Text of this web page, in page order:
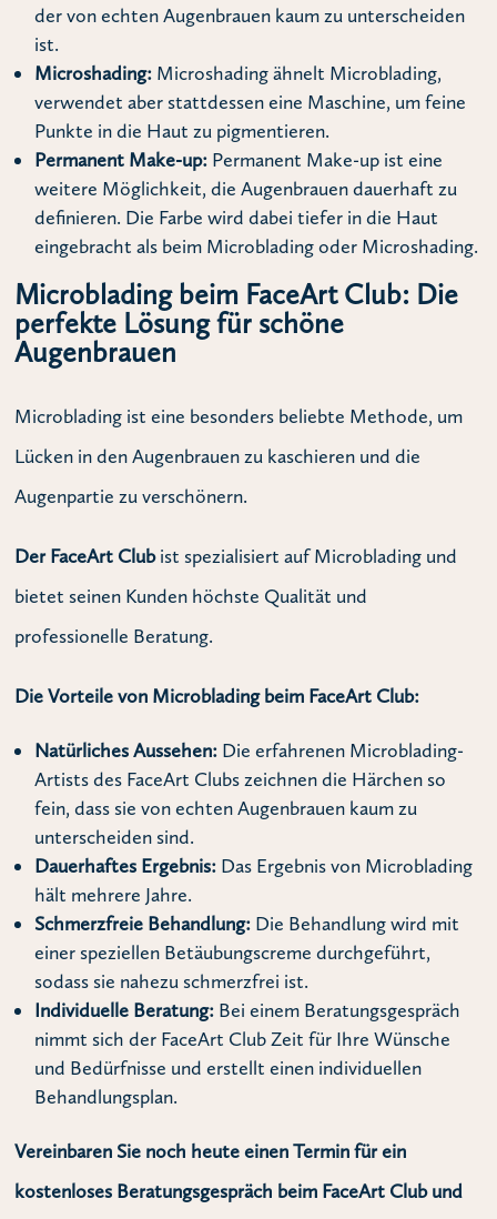
der von echten Augenbrauen kaum zu unterscheiden
ist.
Microshading: Microshading ähnelt Microblading,
verwendet aber stattdessen eine Maschine, um feine
Punkte in die Haut zu pigmentieren.
Permanent Make-up: Permanent Make-up ist eine
weitere Möglichkeit, die Augenbrauen dauerhaft zu
definieren. Die Farbe wird dabei tiefer in die Haut
eingebracht als beim Microblading oder Microshading.
Microblading beim FaceArt Club: Die
perfekte Lösung für schöne
Augenbrauen
Microblading ist eine besonders beliebte Methode, um
Lücken in den Augenbrauen zu kaschieren und die
Augenpartie zu verschönern.
Der FaceArt Clubist spezialisiert auf Microblading und
bietet seinen Kunden höchste Qualität und
professionelle Beratung.
Die Vorteile von Microblading beim FaceArt Club:
Natürliches Aussehen: Die erfahrenen Microblading-
Artists des FaceArt Clubs zeichnen die Härchen so
fein, dass sie von echten Augenbrauen kaum zu
unterscheiden sind.
Dauerhaftes Ergebnis: Das Ergebnis von Microblading
hält mehrere Jahre.
Schmerzfreie Behandlung: Die Behandlung wird mit
einer speziellen Betäubungscreme durchgeführt,
sodass sie nahezu schmerzfrei ist.
Individuelle Beratung: Bei einem Beratungsgespräch
nimmt sich der FaceArt Club Zeit für Ihre Wünsche
und Bedürfnisse und erstellt einen individuellen
Behandlungsplan.
Vereinbaren Sie noch heute einen Termin für ein
kostenloses Beratungsgespräch beim FaceArt Club und